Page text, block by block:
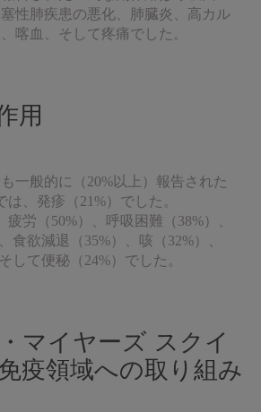
性肺疾患の悪化、肺臓炎、高カル
喀血、そして疼痛でした。
用
一般的に（20%以上）報告された
、発疹（21%）でした。
疲労（50%）、呼吸困難（38%）、
食欲減退（35%）、咳（32%）、
して便秘（24%）でした。
マイヤーズ スクイ
疫領域への取り組み